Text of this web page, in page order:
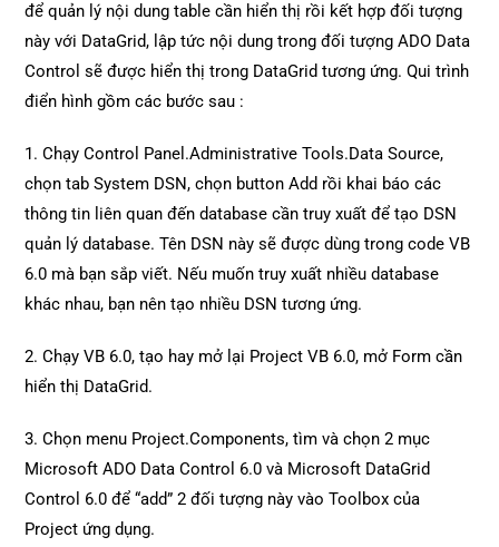
để quản lý nội dung table cần hiển thị rồi kết hợp đối tượng
này với DataGrid, lập tức nội dung trong đối tượng ADO Data
Control sẽ được hiển thị trong DataGrid tương ứng. Qui trình
điển hình gồm các bước sau :
1. Chạy Control Panel.Administrative Tools.Data Source,
chọn tab System DSN, chọn button Add rồi khai báo các
thông tin liên quan đến database cần truy xuất để tạo DSN
quản lý database. Tên DSN này sẽ được dùng trong code VB
6.0 mà bạn sắp viết. Nếu muốn truy xuất nhiều database
khác nhau, bạn nên tạo nhiều DSN tương ứng.
2. Chạy VB 6.0, tạo hay mở lại Project VB 6.0, mở Form cần
hiển thị DataGrid.
3. Chọn menu Project.Components, tìm và chọn 2 mục
Microsoft ADO Data Control 6.0 và Microsoft DataGrid
Control 6.0 để “add” 2 đối tượng này vào Toolbox của
Project ứng dụng.